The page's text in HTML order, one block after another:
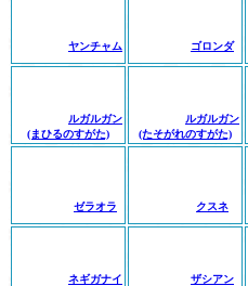
ヤンチャム ゴロンダ
ルガルガン
(まひるのすがた)
ルガルガン
(たそがれのすがた)
ゼラオラ クスネ
ネギガナイ
ザシアン